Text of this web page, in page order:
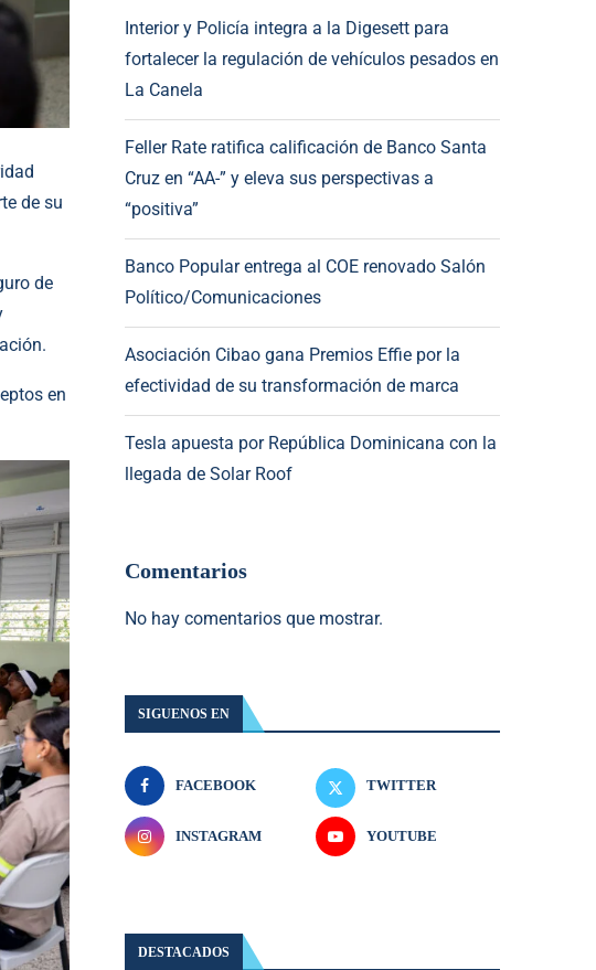
de su
de
en
Interior y Policía integra a la Digesett para
fortalecer la regulación de vehículos pesados en
La Canela
Feller Rate ratifica calificación de Banco Santa
Cruz en “AA-” y eleva sus perspectivas a
“positiva”
Banco Popular entrega al COE renovado Salón
Político/Comunicaciones
Asociación Cibao gana Premios Effie por la
efectividad de su transformación de marca
Tesla apuesta por República Dominicana con la
llegada de Solar Roof
Comentarios
No hay comentarios que mostrar.
SIGUENOS EN
FACEBOOK TWITTER
INSTAGRAM YOUTUBE
DESTACADOS